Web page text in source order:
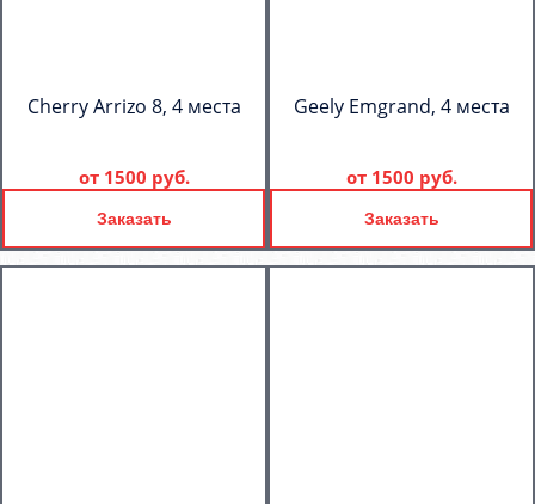
Cherry Arrizo 8, 4 места
от 1500 руб.
Заказать
Geely Emgrand, 4 места
от 1500 руб.
Заказать